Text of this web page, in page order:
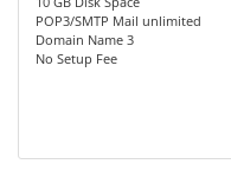
POP3/SMTP Mail unlimited
Domain Name 3
No Setup Fee